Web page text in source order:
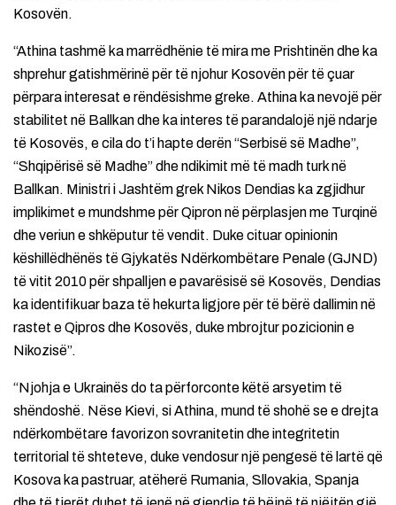
Kosovën.
“Athina tashmë ka marrëdhënie të mira me Prishtinën dhe ka
shprehur gatishmërinë për të njohur Kosovën për të çuar
përpara interesat e rëndësishme greke. Athina ka nevojë për
stabilitet në Ballkan dhe ka interes të parandalojë një ndarje
të Kosovës, e cila do t’i hapte derën “Serbisë së Madhe”,
“Shqipërisë së Madhe” dhe ndikimit më të madh turk në
Ballkan. Ministri i Jashtëm grek Nikos Dendias ka zgjidhur
implikimet e mundshme për Qipron në përplasjen me Turqinë
dhe veriun e shkëputur të vendit. Duke cituar opinionin
këshillëdhënës të Gjykatës Ndërkombëtare Penale (GJND)
të vitit 2010 për shpalljen e pavarësisë së Kosovës, Dendias
ka identifikuar baza të hekurta ligjore për të bërë dallimin në
rastet e Qipros dhe Kosovës, duke mbrojtur pozicionin e
Nikozisë”.
“Njohja e Ukrainës do ta përforconte këtë arsyetim të
shëndoshë. Nëse Kievi, si Athina, mund të shohë se e drejta
ndërkombëtare favorizon sovranitetin dhe integritetin
territorial të shteteve, duke vendosur një pengesë të lartë që
Kosova ka pastruar, atëherë Rumania, Sllovakia, Spanja